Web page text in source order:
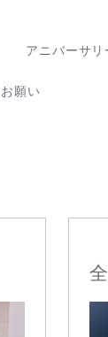
アニバーサ
願い